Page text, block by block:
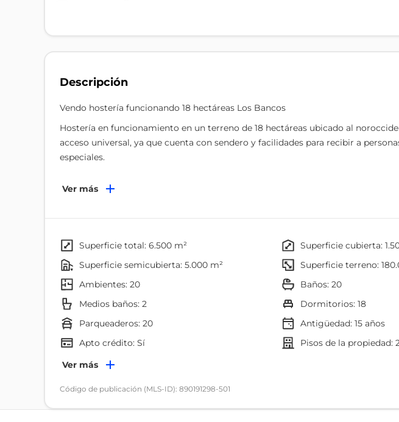
Descripción
Vendo hostería funcionando 18 hectáreas Los Bancos
Hostería en funcionamiento en un terreno de 18 hectáreas ubicado al
acceso universal, ya que cuenta con sendero y facilidades para recibir a
especiales.
Actualmente se ha conservado la parte del bosque primario y se ha reforestado
de fauna, aves entre las cuales podemos destacar: tucanes, colibríes, loros,
La hostería cuenta con:
Cabañas y habitaciones con capacidad para 60 personas
Restaurante
Cancha polideportiva
Salón de juegos
Salón de eventos
Área de video
Panadería
Piscina temperada de adultos
Ver más
superficie total: 6.500 m²
superficie cubierta:
superficie semicubierta: 5.000 m²
superficie terreno:
ambientes: 20
baños: 20
Medios baños: 2
dormitorios: 18
parqueaderos: 20
Antigüedad:15años
Apto crédito: Sí
pisos de la propiedad:
Ambientes
Dormitorio
Cocina
Baño
Ver más
Código de publicación (MLS-ID): 890191298-501